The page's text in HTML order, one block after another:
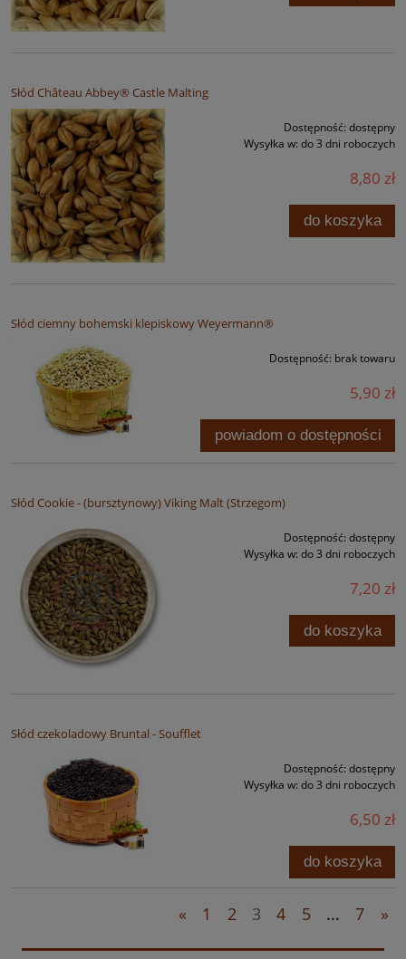
Słód Château Abbey® Castle Malting
Dostępność: dostępny
Wysyłka w: do 3 dni roboczych
8,80 zł
do koszyka
Słód ciemny bohemski klepiskowy Weyermann®
Dostępność: brak towaru
5,90 zł
powiadom o dostępności
Słód Cookie - (bursztynowy) Viking Malt (Strzegom)
Dostępność: dostępny
Wysyłka w: do 3 dni roboczych
7,20 zł
do koszyka
Słód czekoladowy Bruntal - Soufflet
Dostępność: dostępny
Wysyłka w: do 3 dni roboczych
6,50 zł
do koszyka
« 1 2 3 4 5 ... 7 »